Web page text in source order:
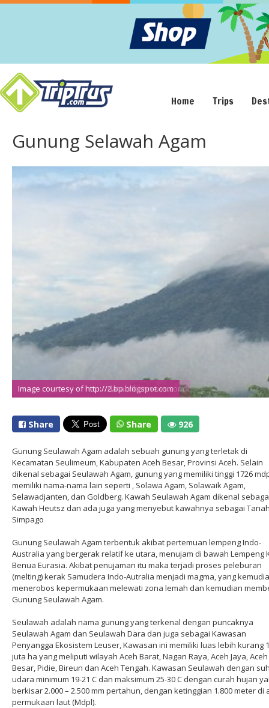
Home Trips
Gunung Selawah Agam
Image courtesy of http://2.bp.blogspot.com
Image courtesy of http://data.tribunnews.com
Share Share 926
Gunung Seulawah Agam adalah sebuah gunung yang terletak di
Kecamatan Seulimeum, Kabupaten Aceh Besar, Provinsi Aceh. Selain
dikenal sebagai Seulawah Agam, gunung yang memiliki tinggi 1726
memiliki nama-nama lain seperti , Solawa Agam, Solawaik Agam,
Selawadjanten, dan Goldberg. Kawah Seulawah Agam dikenal
Kawah Heutsz dan ada juga yang menyebut kawahnya sebagai
Simpago
Gunung Seulawah Agam terbentuk akibat pertemuan lempeng Indo-
Australia yang bergerak relatif ke utara, menujam di bawah Lempeng
Benua Eurasia. Akibat penujaman itu maka terjadi proses peleburan
(melting) kerak Samudera Indo-Autralia menjadi magma, yang
menerobos kepermukaan melewati zona lemah dan kemudian
Gunung Seulawah Agam.
Seulawah adalah nama gunung yang terkenal dengan puncaknya
Seulawah Agam dan Seulawah Dara dan juga sebagai Kawasan
Penyangga Ekosistem Leuser, Kawasan ini memiliki luas lebih kurang
juta ha yang meliputi wilayah Aceh Barat, Nagan Raya, Aceh Jaya, Aceh
Besar, Pidie, Bireun dan Aceh Tengah. Kawasan Seulawah dengan
udara minimum 19-21 C dan maksimum 25-30 C dengan curah hujan
berkisar 2.000 – 2.500 mm pertahun, dengan ketinggian 1.800 meter di
permukaan laut (Mdpl).